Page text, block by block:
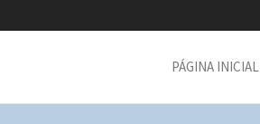
PÁGINA INICIAL